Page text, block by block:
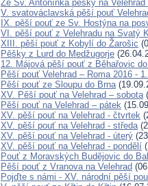
Ze Sv. Antonínka pěšky na Velehrad
V. svatováclavská pěší pouť
IX. pěší pouť ze Sv. Hostýna na
VI. pěší pouť z Velehradu na Svatý
XIII. pěší pouť z Kobylí do Žarošic
Pěšky z Lurd do Medžugorje
12. Májová pěší pouť z Běhařovic
Pěší pouť Velehrad – Roma 2016 -
Pěší pouť ze Sloupu do Brna
XV. Pěší pouť na Velehrad – sobota
Pěší pouť na Velehrad – pátek
XV. pěší pouť na Velehrad - čtvrtek
XV. pěší pouť na Velehrad - středa
XV. pěší pouť na Velehrad - úterý
XV. pěší pouť na Velehrad - pondělí
Pouť z Moravských Budějovic do
Pěší pouť z Vranova na Velehrad
Pojďte s námi - XV. národní pěší